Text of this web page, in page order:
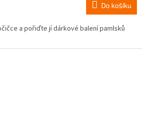
Do košíku
a pořiďte jí dárkové balení pamlsků